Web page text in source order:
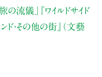
の流儀」
『ワイルドサイド
・その他の街』（文藝